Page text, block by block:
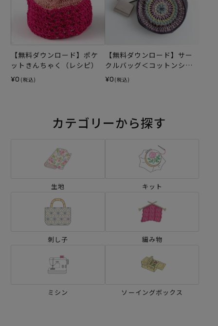
【無料ダウンロード】ポケ
ットきんちゃく（レシピ）
¥0 (税込)
【無料ダウンロード】サー
クルバッグ＜コットンシェ
リー＞（レシピ）
¥0 (税込)
カテゴリーから探す
生地 キット
刺し子 編み物
ミシン ソーイングボックス